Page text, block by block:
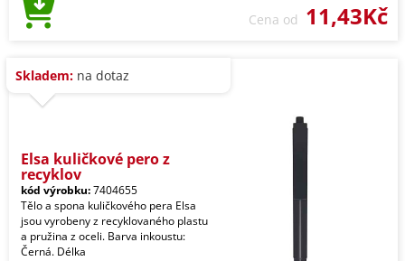
Cena od 11,43Kč
Skladem: na dotaz
Elsa kuličkové pero z
recyklov
kód výrobku:7404655
Tělo a spona kuličkového pera Elsa
jsou vyrobeny z recyklovaného plastu
a pružina z oceli. Barva inkoustu:
Černá. Délka